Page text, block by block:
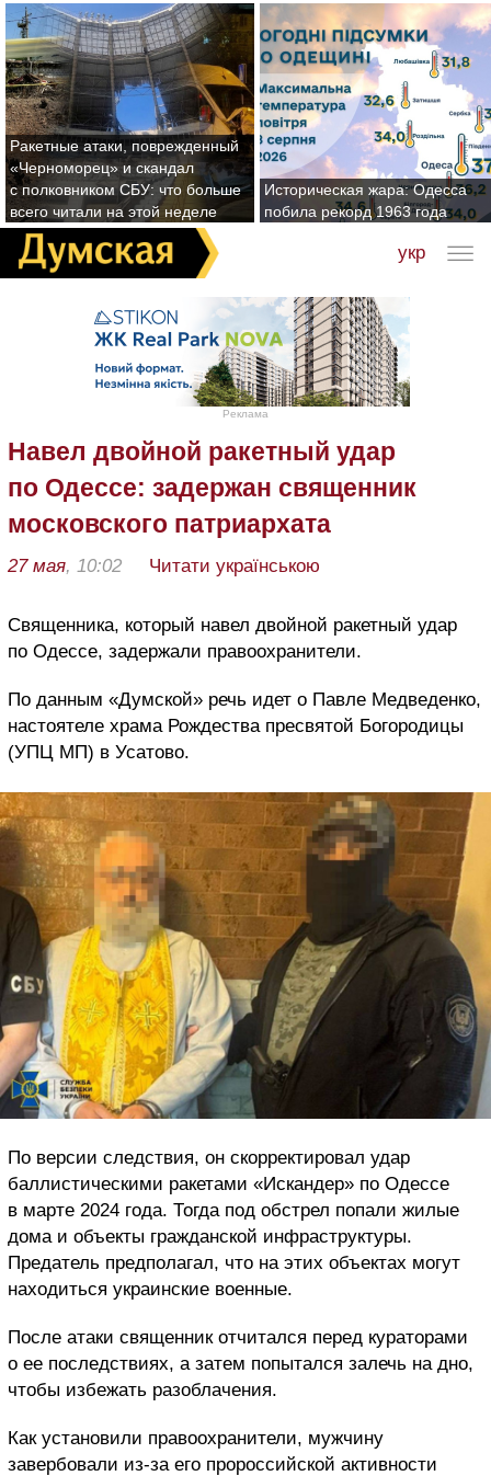
Ракетные атаки, поврежденный
«Черноморец» и скандал
с полковником СБУ: что больше
всего читали на этой неделе
Историческая жара: Одесса
побила рекорд 1963 года
укр
Реклама
Навел двойной ракетный удар
по Одессе: задержан священник
московского патриархата
27 мая, 10:02 Читати українською
Священника, который навел двойной ракетный удар
по Одессе, задержали правоохранители.
По данным «Думской» речь идет о Павле Медведенко,
настоятеле храма Рождества пресвятой Богородицы
(УПЦ МП) в Усатово.
По версии следствия, он скорректировал удар
баллистическими ракетами «Искандер» по Одессе
в марте 2024 года. Тогда под обстрел попали жилые
дома и объекты гражданской инфраструктуры.
Предатель предполагал, что на этих объектах могут
находиться украинские военные.
После атаки священник отчитался перед кураторами
о ее последствиях, а затем попытался залечь на дно,
чтобы избежать разоблачения.
Как установили правоохранители, мужчину
завербовали из-за его пророссийской активности